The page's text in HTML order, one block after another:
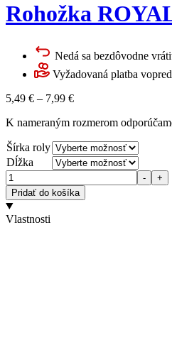
Rohožka
Nedá sa bezdôvodne
Vyžadovaná platba vopred
5,49 € – 7,99 €
K nameraným rozmerom
Šírka roly
Dĺžka
Množstvo
-
+
Pridať do košíka
Vlastnosti